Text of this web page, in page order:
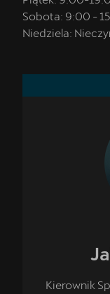
Sobota: 9:00 -
Niedziela:
Kierownik